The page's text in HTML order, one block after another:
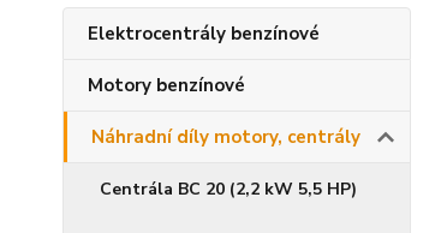
Elektrocentrály benzínové
Motory benzínové
Náhradní díly motory, centrály
Centrála BC 20 (2,2 kW 5,5 HP)